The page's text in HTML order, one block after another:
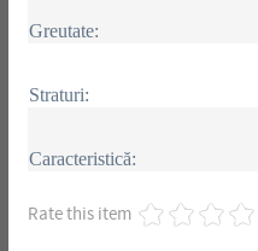
Greutate:
Straturi:
Caracteristică:
Rate this item